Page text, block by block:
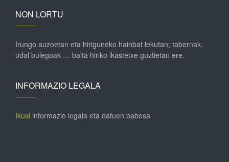
NON LORTU
Irungo auzoetan eta hiriguneko hainbat lekutan; tabernak,
udal bulegoak … baita hiriko ikastetxe guztietan ere.
INFORMAZIO LEGALA
Ikusi informazio legala eta datuen babesa